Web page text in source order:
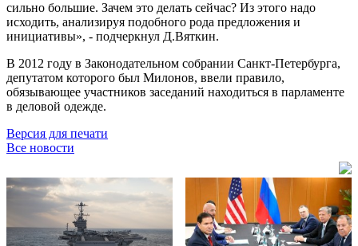
сильно большие. Зачем это делать сейчас? Из этого надо
исходить, анализируя подобного рода предложения и
инициативы», - подчеркнул Д.Вяткин.
В 2012 году в Законодательном собрании Санкт-Петербурга,
депутатом которого был Милонов, ввели правило,
обязывающее участников заседаний находиться в парламенте
в деловой одежде.
Версия для печати
Все новости